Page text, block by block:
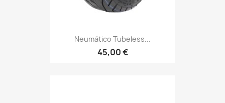
Neumático Tubeless...
45,00 €